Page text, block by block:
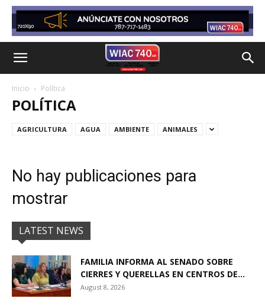
Inicio Política
POLÍTICA
AGRICULTURA AGUA AMBIENTE ANIMALES
No hay publicaciones para
mostrar
LATEST NEWS
FAMILIA INFORMA AL SENADO SOBRE
CIERRES Y QUERELLAS EN CENTROS DE...
August 8, 2026